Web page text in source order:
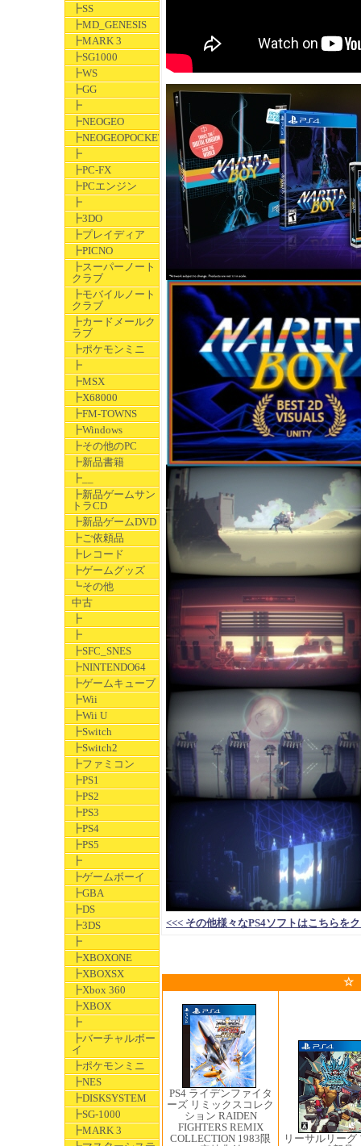
┣SS
┣MD_GENESIS
┣MARK 3
┣SG1000
┣WS
┣GG
┣
┣NEOGEO
┣NEOGEOPOCKET
┣
┣PC-FX
┣PCエンジン
┣
┣3DO
┣プレイディア
┣PICNO
┣スーパーノート
クラブ
┣モバイルノート
クラブ
┣カードメールク
ラブ
┣ポケモンミニ
┣
┣MSX
┣X68000
┣FM-TOWNS
┣Windows
┣その他のPC
┣新品書籍
┣__
┣新品ゲームサン
トラCD
┣新品ゲームDVD
┣ご依頼品
┣レコード
┣ゲームグッズ
┗その他
中古
┣
┣
┣SFC_SNES
┣NINTENDO64
┣ゲームキューブ
┣Wii
┣Wii U
┣Switch
┣Switch2
┣ファミコン
┣PS1
┣PS2
┣PS3
┣PS4
┣PS5
┣
┣ゲームボーイ
┣GBA
┣DS
┣3DS
┣
┣XBOXONE
┣XBOXSX
┣Xbox 360
┣XBOX
┣
┣バーチャルボー
イ
┣ポケモンミニ
┣NES
┣DISKSYSTEM
┣SG-1000
┣MARK 3
<<< その他様々なPS4ソフトはこちらを
☆
PS4 ライデンファイタ
ーズ リミックスコレク
ション RAIDEN
FIGHTERS REMIX
COLLECTION 1983限
リーサルリーグ